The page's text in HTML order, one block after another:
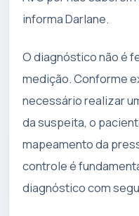
informa Darlane.
O diagnóstico não é
medição. Conforme
necessário realizar
da suspeita, o
mapeamento da
controle é
diagnóstico com